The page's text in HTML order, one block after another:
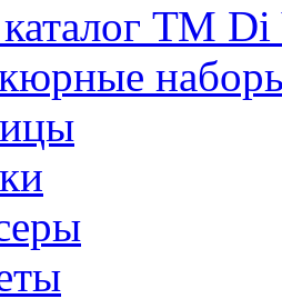
каталог ТМ Di